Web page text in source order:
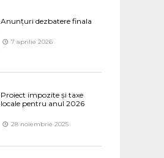
Anunțuri dezbatere finala
7 aprilie 2026
Proiect impozite și taxe
locale pentru anul 2026
28 noiembrie 2025